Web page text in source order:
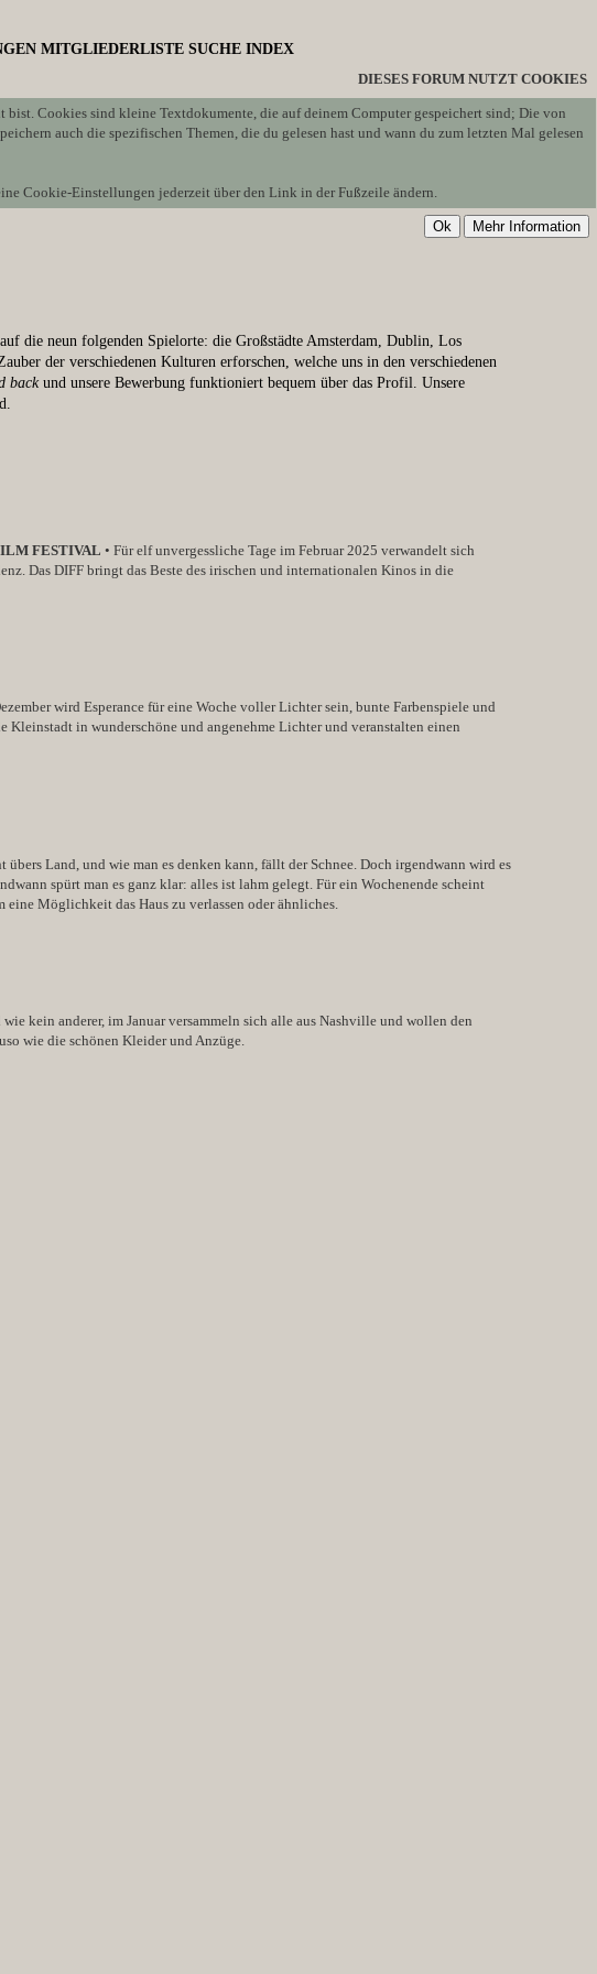
MITGLIEDERLISTE SUCHE INDEX
DIESES FORUM NUTZT COOKIES
Cookies sind kleine Textdokumente, die auf deinem Computer gespeichert sind; Die von
auch die spezifischen Themen, die du gelesen hast und wann du zum letzten Mal gelesen
Cookie-Einstellungen jederzeit über den Link in der Fußzeile ändern.
die neun folgenden Spielorte: die Großstädte Amsterdam, Dublin, Los
der verschiedenen Kulturen erforschen, welche uns in den verschiedenen
backund unsere Bewerbung funktioniert bequem über das Profil. Unsere
FESTIVAL • Für elf unvergessliche Tage im Februar 2025 verwandelt sich
Das DIFF bringt das Beste des irischen und internationalen Kinos in die
wird Esperance für eine Woche voller Lichter sein, bunte Farbenspiele und
Kleinstadt in wunderschöne und angenehme Lichter und veranstalten einen
übers Land, und wie man es denken kann, fällt der Schnee. Doch irgendwann wird es
spürt man es ganz klar: alles ist lahm gelegt. Für ein Wochenende scheint
Möglichkeit das Haus zu verlassen oder ähnliches.
wie kein anderer, im Januar versammeln sich alle aus Nashville und wollen den
wie die schönen Kleider und Anzüge.